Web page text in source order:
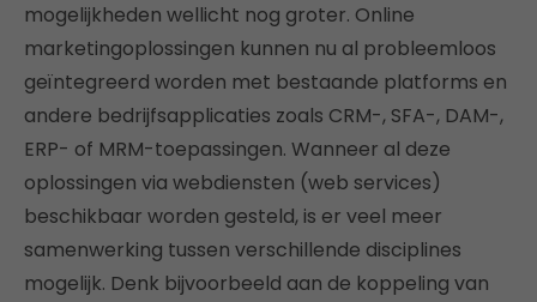
mogelijkheden wellicht nog groter. Online
marketingoplossingen kunnen nu al probleemloos
geïntegreerd worden met bestaande platforms en
andere bedrijfsapplicaties zoals CRM-, SFA-, DAM-,
ERP- of MRM-toepassingen. Wanneer al deze
oplossingen via webdiensten (web services)
beschikbaar worden gesteld, is er veel meer
samenwerking tussen verschillende disciplines
mogelijk. Denk bijvoorbeeld aan de koppeling van